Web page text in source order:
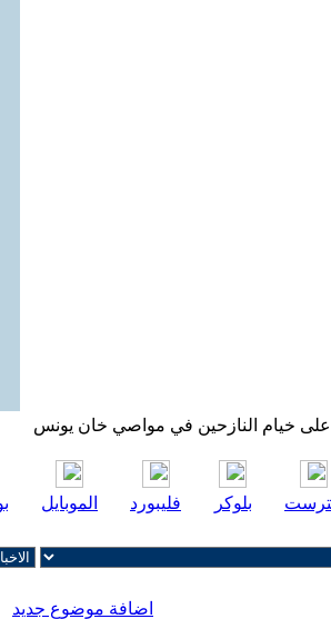
على خيام النازحين في مواصي خان يونس
بلوكر فليبورد الموبايل
اضافة موضوع جديد